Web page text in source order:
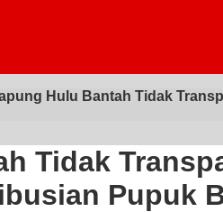
Hulu Bantah Tidak
Tidak
Pupuk